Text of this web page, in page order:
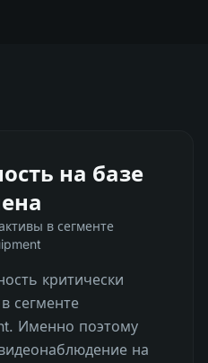
на базе
в сегменте
критически
сегменте
Именно поэтому
на